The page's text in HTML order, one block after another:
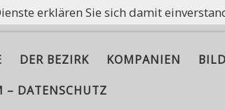
sondern die Flamme am Brennen zu
DER BEZIRK KOMPANIEN
– DATENSCHUTZ
erklären Sie sich damit